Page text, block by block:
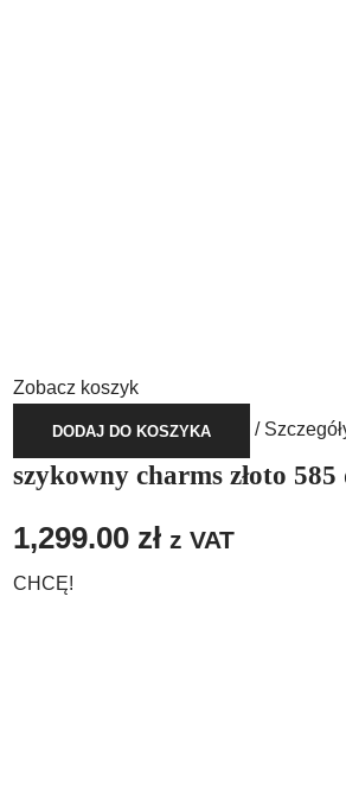
Zobacz koszyk
DODAJ DO KOSZYKA /
szykowny charms złoto
1,299.00 zł z VAT
CHCĘ!